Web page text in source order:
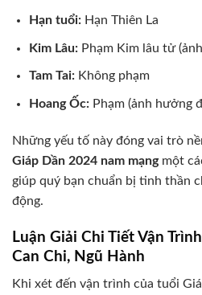
Hạn tuổi:Hạn Thiên La
Kim Lâu:Phạm Kim lâu tử
Tam Tai:Không phạm
Hoang Ốc:Phạm (ảnh hưởng
Những yếu tố này đóng vai trò
Giáp Dần 2024 nam mạngmột
giúp quý bạn chuẩn bị tinh thần
động.
Luận Giải Chi Tiết Vận
Can Chi, Ngũ Hành
Khi xét đến vận trình của tuổi